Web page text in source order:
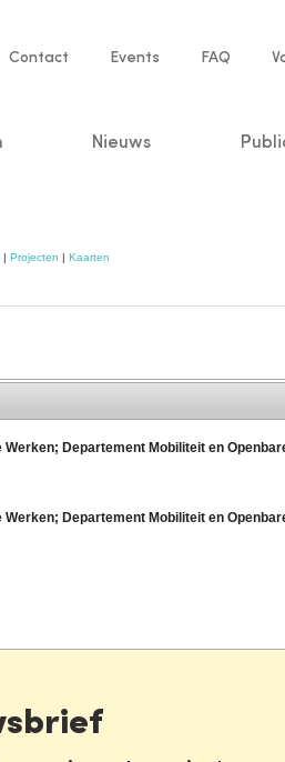
Contact Events FAQ
Nieuws
| Projecten | Kaarten
Departement Mobiliteit en
Departement Mobiliteit en